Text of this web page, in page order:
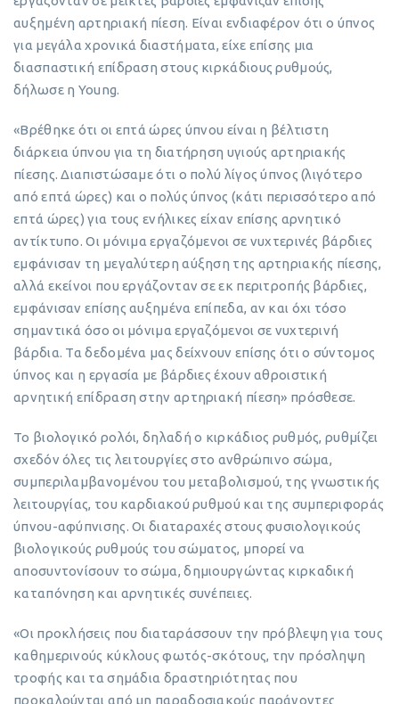
αυξημένη αρτηριακή πίεση. Είναι ενδιαφέρον ότι ο ύπνος
για μεγάλα χρονικά διαστήματα, είχε επίσης μια
διασπαστική επίδραση στους κιρκάδιους ρυθμούς,
δήλωσε η Young.
«Βρέθηκε ότι οι επτά ώρες ύπνου είναι η βέλτιστη
διάρκεια ύπνου για τη διατήρηση υγιούς αρτηριακής
πίεσης. Διαπιστώσαμε ότι ο πολύ λίγος ύπνος (λιγότερο
από επτά ώρες) και ο πολύς ύπνος (κάτι περισσότερο από
επτά ώρες) για τους ενήλικες είχαν επίσης αρνητικό
αντίκτυπο. Οι μόνιμα εργαζόμενοι σε νυχτερινές βάρδιες
εμφάνισαν τη μεγαλύτερη αύξηση της αρτηριακής πίεσης,
αλλά εκείνοι που εργάζονταν σε εκ περιτροπής βάρδιες,
εμφάνισαν επίσης αυξημένα επίπεδα, αν και όχι τόσο
σημαντικά όσο οι μόνιμα εργαζόμενοι σε νυχτερινή
βάρδια. Τα δεδομένα μας δείχνουν επίσης ότι ο σύντομος
ύπνος και η εργασία με βάρδιες έχουν αθροιστική
αρνητική επίδραση στην αρτηριακή πίεση» πρόσθεσε.
Το βιολογικό ρολόι, δηλαδή ο κιρκάδιος ρυθμός, ρυθμίζει
σχεδόν όλες τις λειτουργίες στο ανθρώπινο σώμα,
συμπεριλαμβανομένου του μεταβολισμού, της γνωστικής
λειτουργίας, του καρδιακού ρυθμού και της συμπεριφοράς
ύπνου-αφύπνισης. Οι διαταραχές στους φυσιολογικούς
βιολογικούς ρυθμούς του σώματος, μπορεί να
αποσυντονίσουν το σώμα, δημιουργώντας κιρκαδική
καταπόνηση και αρνητικές συνέπειες.
«Οι προκλήσεις που διαταράσσουν την πρόβλεψη για τους
καθημερινούς κύκλους φωτός-σκότους, την πρόσληψη
τροφής και τα σημάδια δραστηριότητας που
προκαλούνται από μη παραδοσιακούς παράγοντες